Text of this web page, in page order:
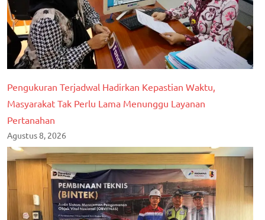
Pengukuran Terjadwal Hadirkan Kepastian Waktu,
Masyarakat Tak Perlu Lama Menunggu Layanan
Pertanahan
Agustus 8, 2026